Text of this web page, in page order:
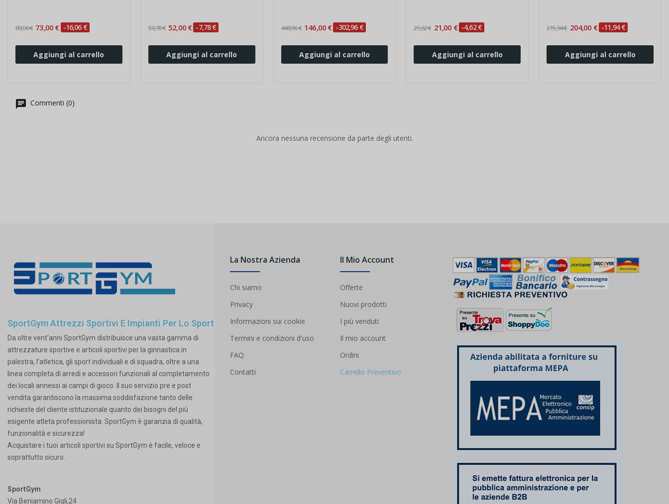
89,06 € 73,00 € -16,06 €
Aggiungi al carrello
59,78 € 52,00 € -7,78 €
Aggiungi al carrello
448,96 € 146,00 € -302,96 €
Aggiungi al carrello
25,62 € 21,00 € -4,62 €
Aggiungi al carrello
215,94 € 204,00 € -11,94 €
Aggiungi al carrello
Commenti (0)
Ancora nessuna recensione da parte degli utenti.
SportGym Attrezzi Sportivi E Impianti Per Lo Sport
Da oltre vent'anni SportGym distribuisce una vasta gamma di
attrezzature sportive e articoli sportivi per la ginnastica in
palestra, l’atletica, gli sport individuali e di squadra, oltre a una
linea completa di arredi e accessori funzionali al completamento
dei locali annessi ai campi di gioco. Il suo servizio pre e post
vendita garantiscono la massima soddisfazione tanto delle
richieste del cliente istituzionale quanto dei bisogni del più
esigente atleta professionista. SportGym è garanzia di qualità,
funzionalità e sicurezza!
Acquistare i tuoi articoli sportivi su SportGym è facile, veloce e
soprattutto sicuro.
SportGym
Via Beniamino Gigli,24
La Nostra Azienda
Chi siamo
Privacy
Informazioni sui cookie
Termini e condizioni d'uso
FAQ
Contatti
Il Mio Account
Offerte
Nuovi prodotti
I più venduti
Il mio account
Ordini
Carrello Preventivo